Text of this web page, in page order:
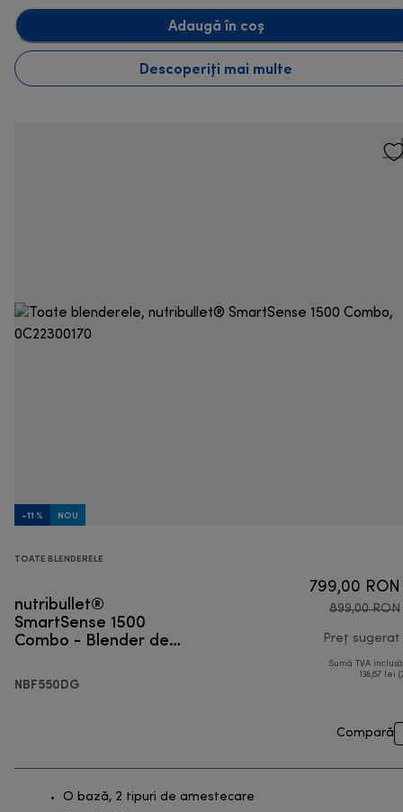
Adaugă în coș
Descoperiți mai multe
-11 % NOU
TOATE BLENDERELE
nutribullet®
SmartSense 1500
Combo - Blender de
NBF550DG
799,00 RON
899,00 RON
Preț sugerat
Sumă TVA
138,67 lei
Compară
O bază, 2 tipuri de amestecare